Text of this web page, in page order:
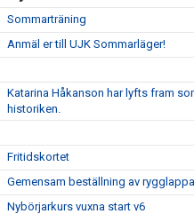
Sommarträning
Anmäl er till UJK Sommarläger!
Katarina Håkanson har lyfts fram
historiken.
Fritidskortet
Gemensam beställning av
Nybörjarkurs vuxna start v6